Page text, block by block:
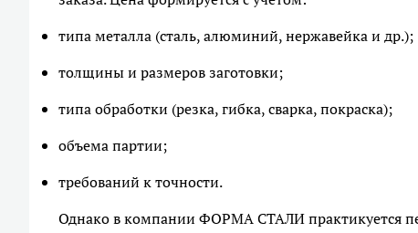
типа металла (сталь, алюминий, нержавейка и др.);
толщины и размеров заготовки;
типа обработки (резка, гибка, сварка, покраска);
объема партии;
требований к точности.
Однако в компании ФОРМА СТАЛИ практикуется